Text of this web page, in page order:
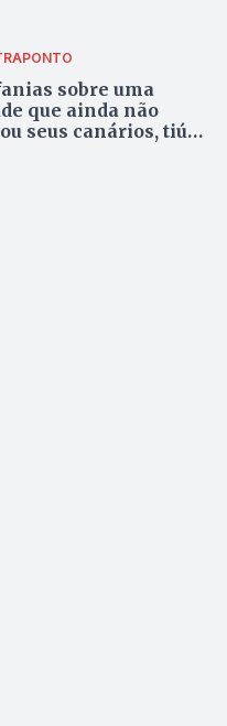
sobre uma
que ainda não
seus canários, tiús